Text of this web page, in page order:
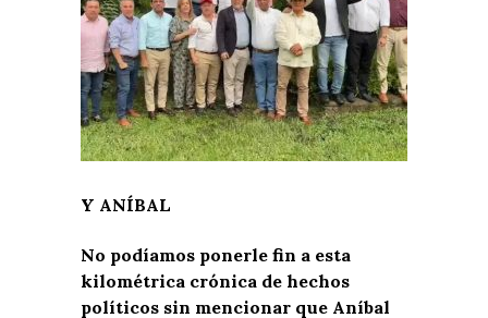
Y ANÍBAL
No podíamos ponerle fin a esta
kilométrica crónica de hechos
políticos sin mencionar que Aníbal